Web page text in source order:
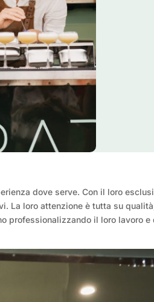
dove serve. Con il loro
La loro attenzione è tutta su
professionalizzando il loro lavoro e